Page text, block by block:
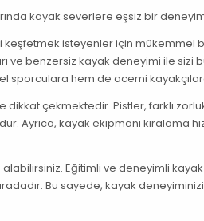
kayak severlere eşsiz bir
isteyenler için mükemmel
ve benzersiz kayak deneyimi ile sizi
sporculara hem de acemi
çekmektedir. Pistler, farklı
Ayrıca, kayak ekipmanı kiralama
Eğitimli ve deneyimli
Bu sayede, kayak